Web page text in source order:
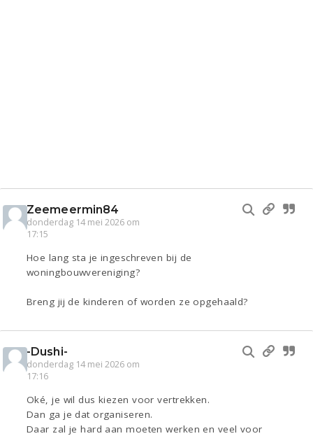
Zeemeermin84
donderdag 14 mei 2026 om
17:15
Hoe lang sta je ingeschreven bij de
woningbouwvereniging?
Breng jij de kinderen of worden ze opgehaald?
-Dushi-
donderdag 14 mei 2026 om
17:16
Oké, je wil dus kiezen voor vertrekken.
Dan ga je dat organiseren.
Daar zal je hard aan moeten werken en veel voor